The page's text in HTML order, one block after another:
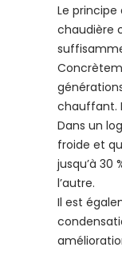
Le
chaudière
chauffant.
Dans un
froide et
jusqu’à
l’autre.
Il est